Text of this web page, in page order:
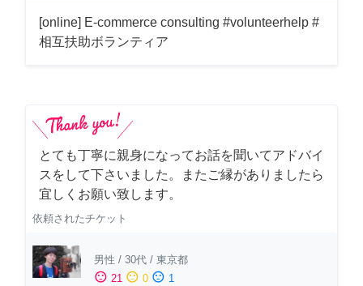
[online] E-commerce consulting #volunteerhelp #
相互扶助ボランティア
とても丁寧に親身になってお話を聞いてアドバイ
スをして下さいました。またご縁がありましたら
宜しくお願い致します。
依頼されたチケット
男性 / 30代 / 東京都
sentiment_satisfied 21 sentiment_neutral 0 sentiment_dissatisfied 1